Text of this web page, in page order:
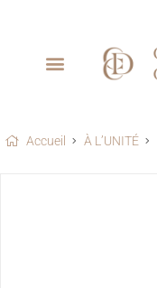
Accueil À L’UNITÉ